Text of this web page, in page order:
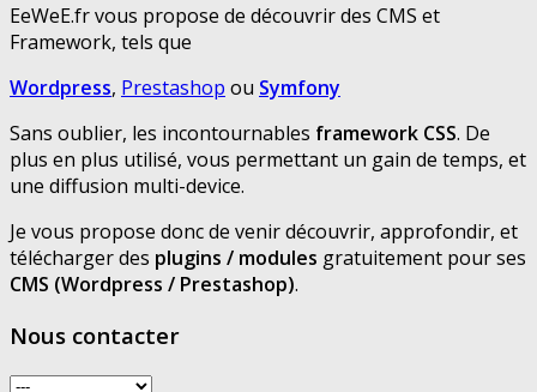
EeWeE.fr vous propose de découvrir des CMS et
Framework, tels que
Wordpress, Prestashop ou Symfony
Sans oublier, les incontournables framework CSS. De
plus en plus utilisé, vous permettant un gain de temps, et
une diffusion multi-device.
Je vous propose donc de venir découvrir, approfondir, et
télécharger des plugins / modules gratuitement pour ses
CMS (Wordpress / Prestashop).
Nous contacter